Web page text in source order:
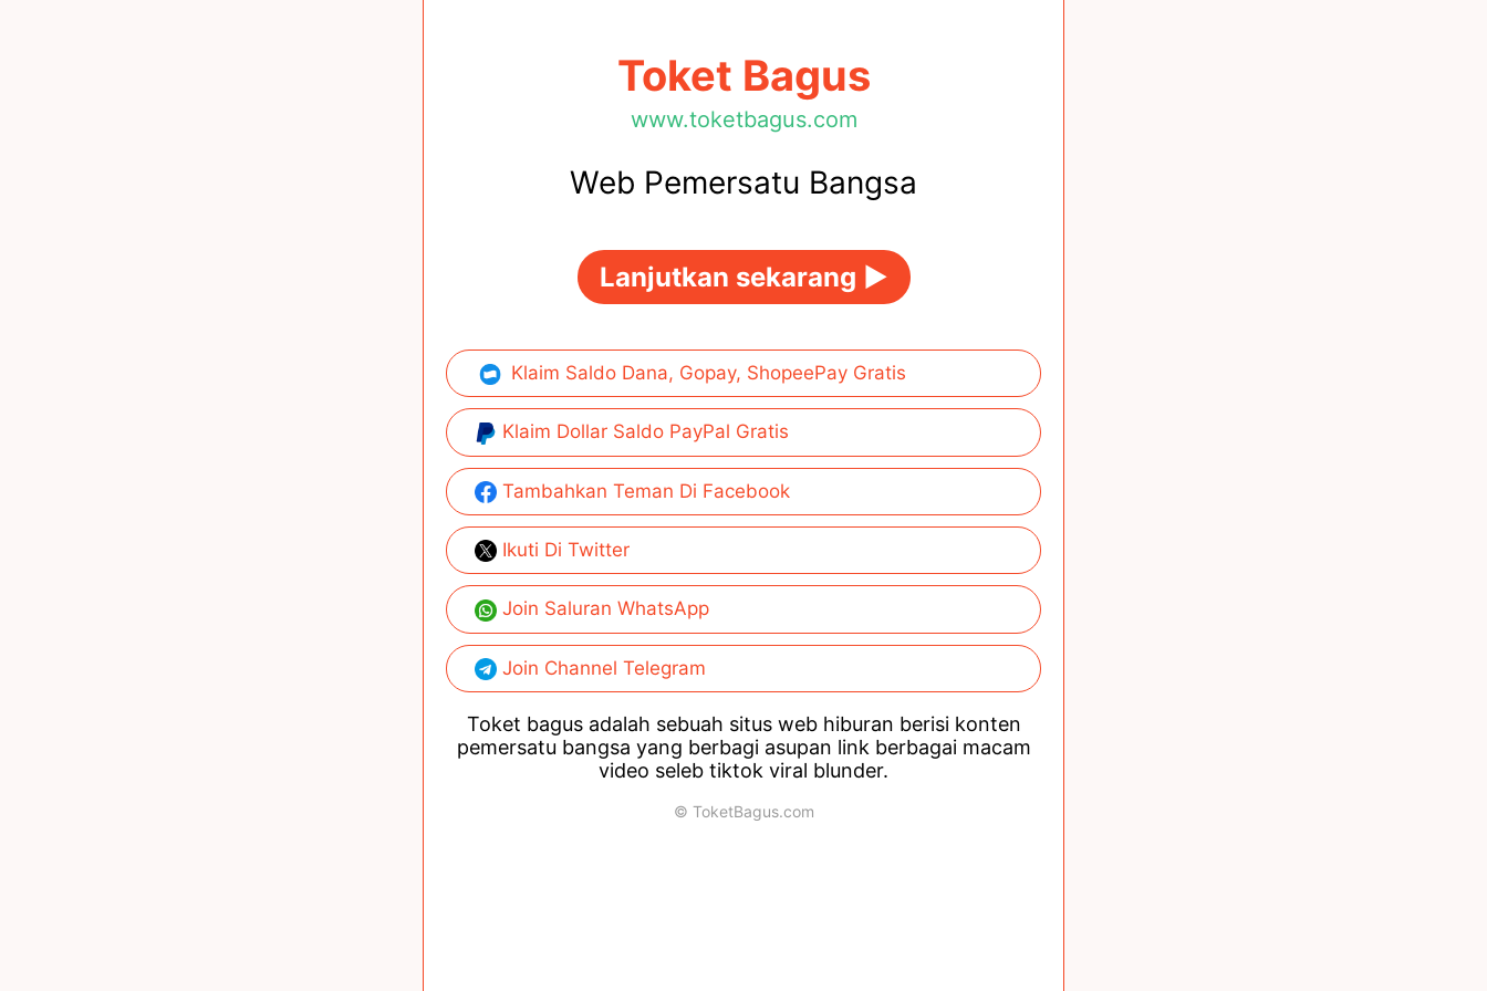
Toket Bagus
www.toketbagus.com
Web Pemersatu Bangsa
Lanjutkan sekarang ►
Klaim Saldo Dana, Gopay, ShopeePay Gratis
Klaim Dollar Saldo PayPal Gratis
Tambahkan Teman Di Facebook
Ikuti Di Twitter
Join Saluran WhatsApp
Join Channel Telegram
Toket bagus adalah sebuah situs web hiburan berisi konten
pemersatu bangsa yang berbagi asupan link berbagai macam
video seleb tiktok viral blunder.
© ToketBagus.com